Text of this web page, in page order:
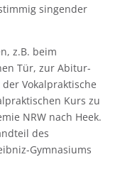
singender
z.B. beim
Tür, zur Abitur-
Vokalpraktische
Kurs zu
NRW nach Heek.
des
Gymnasiums